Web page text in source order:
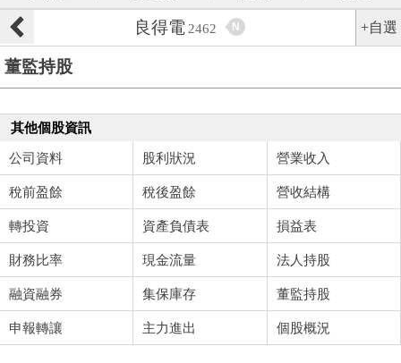
良得電 2462 N +自選
董監持股
其他個股資訊
公司資料 股利狀況 營業收入
稅前盈餘 稅後盈餘 營收結構
轉投資 資產負債表 損益表
財務比率 現金流量 法人持股
融資融券 集保庫存 董監持股
申報轉讓 主力進出 個股概況